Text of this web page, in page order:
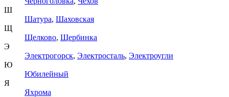
Ш
Шатура, Шаховская
Щ
Щелково, Щербинка
Э
Электрогорск, Электросталь, Электроугли
Ю
Юбилейный
Я
Яхрома